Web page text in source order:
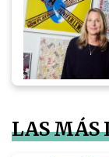
LAS MÁS